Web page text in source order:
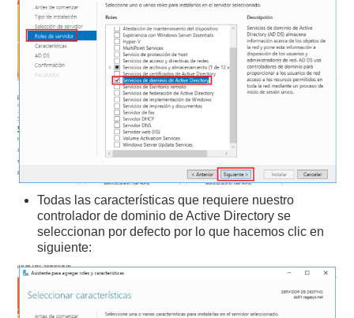
Todas las características que requiere nuestro
controlador de dominio de Active Directory se
seleccionan por defecto por lo que hacemos clic en
siguiente: